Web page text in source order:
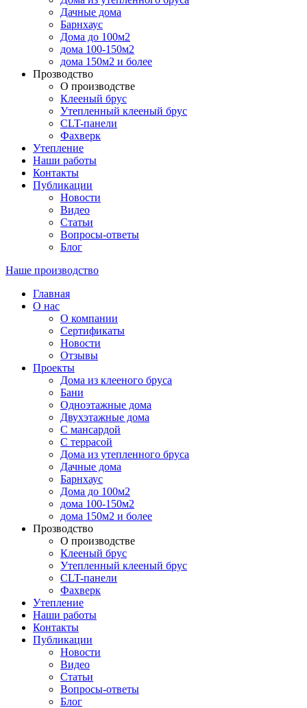
Дачные дома
Барнхаус
Дома до 100м2
дома 100-150м2
дома 150м2 и более
Прозводство
О производстве
Клееный брус
Утепленный клееный брус
CLT-панели
Фахверк
Утепление
Наши работы
Контакты
Публикации
Новости
Видео
Статьи
Вопросы-ответы
Блог
Наше производство
Главная
О нас
О компании
Сертификаты
Новости
Отзывы
Проекты
Дома из клееного бруса
Бани
Одноэтажные дома
Двухэтажные дома
С мансардой
С террасой
Дома из утепленного бруса
Дачные дома
Барнхаус
Дома до 100м2
дома 100-150м2
дома 150м2 и более
Прозводство
О производстве
Клееный брус
Утепленный клееный брус
CLT-панели
Фахверк
Утепление
Наши работы
Контакты
Публикации
Новости
Видео
Статьи
Вопросы-ответы
Блог